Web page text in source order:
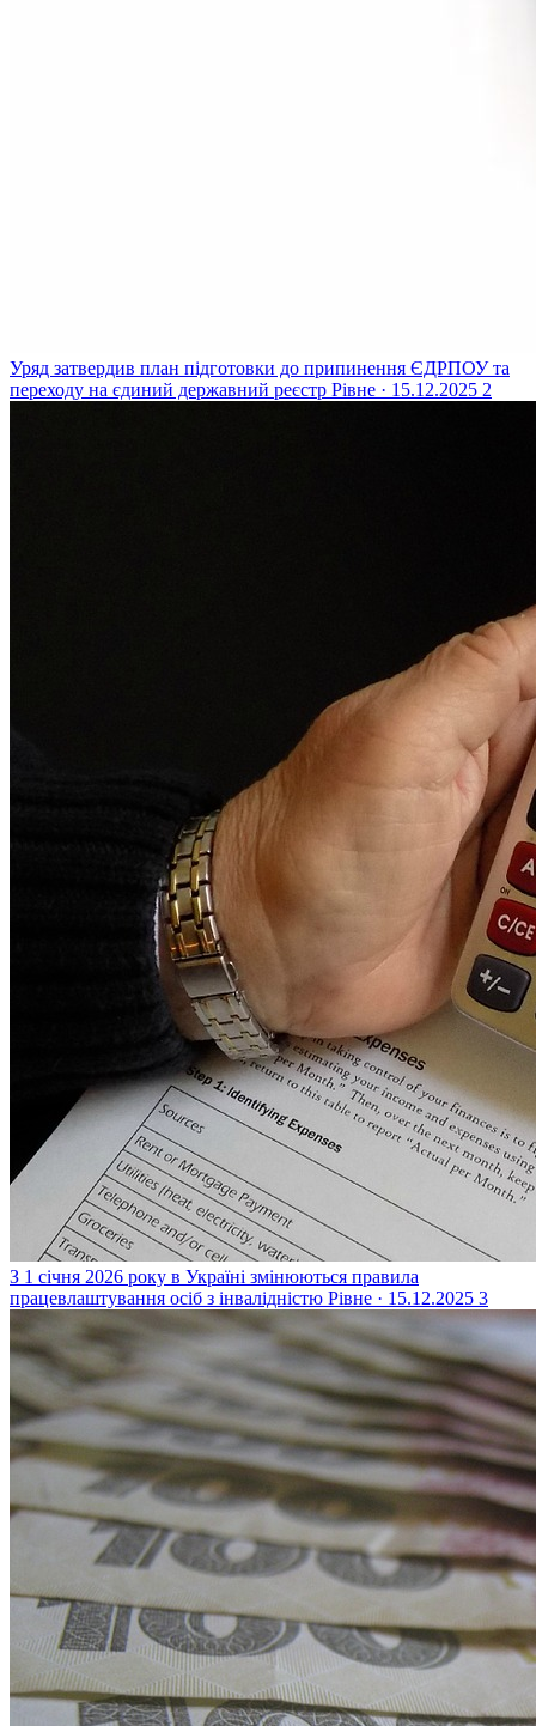
Уряд затвердив план підготовки до припинення ЄДРПОУ та
переходу на єдиний державний реєстр Рівне · 15.12.2025 2
З 1 січня 2026 року в Україні змінюються правила
працевлаштування осіб з інвалідністю Рівне · 15.12.2025 3